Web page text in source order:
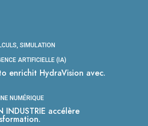
SIMULATION
ARTIFICIELLE (IA)
enrichit HydraVision avec.
NUMÉRIQUE
INDUSTRIE accélère